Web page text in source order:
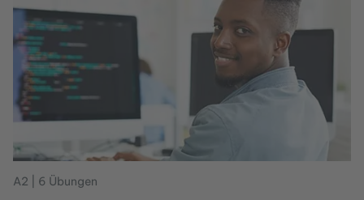
A2 | 6 Übungen